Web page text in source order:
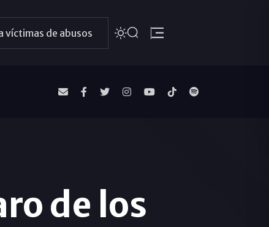
víctimas de abusos
de los